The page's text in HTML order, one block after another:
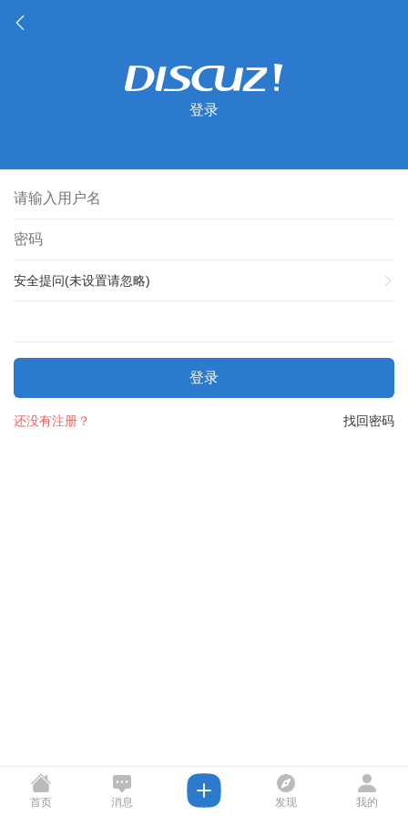
登录
安全提问(未设置请忽略)
登录
找回密码
还没有注册？
首页 消息 发现 我的